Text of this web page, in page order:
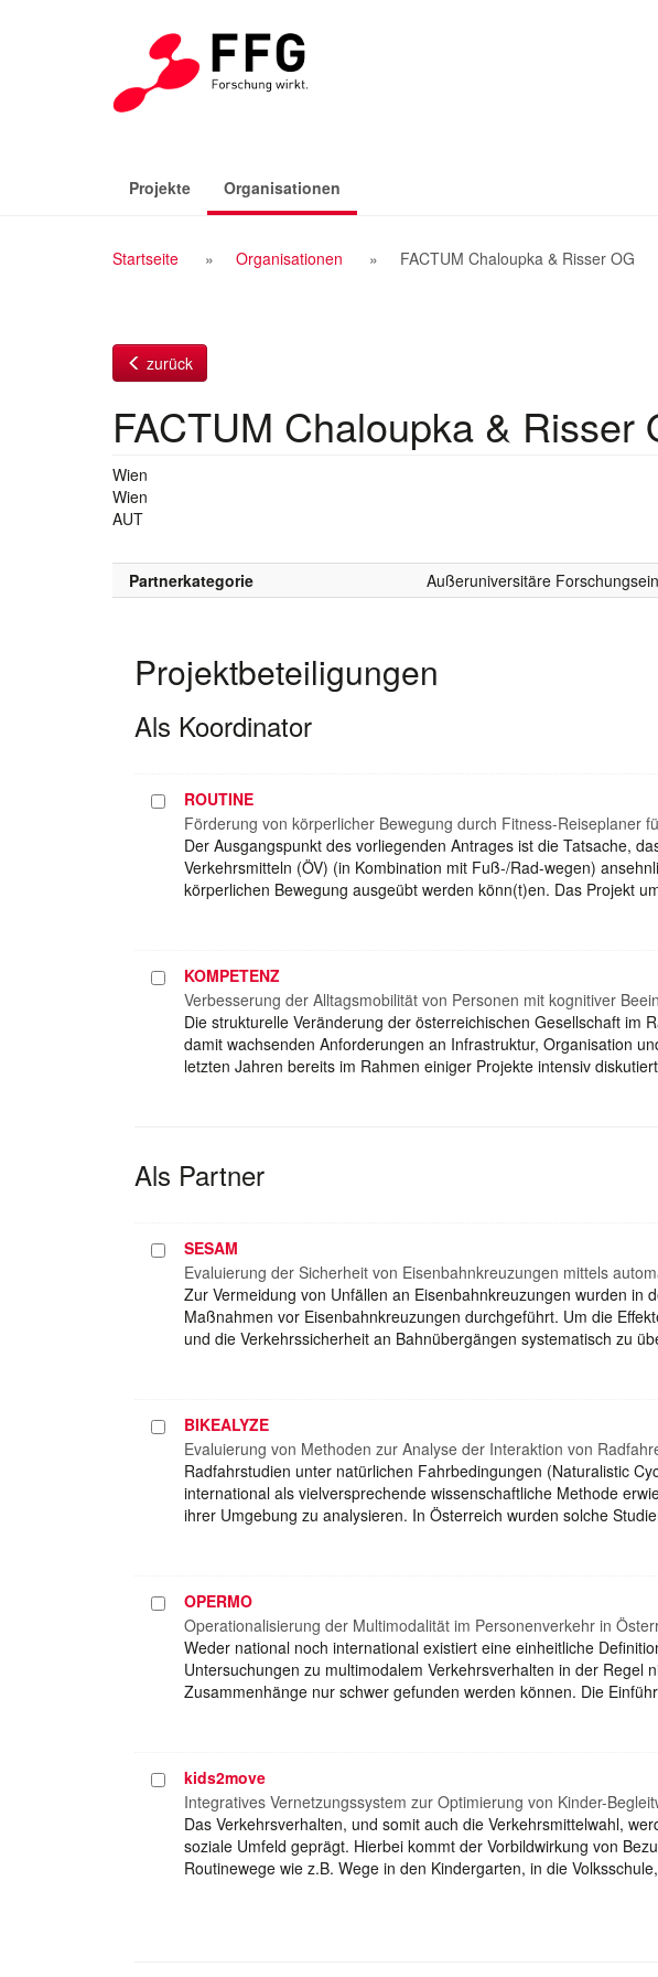
Projekte Organisationen
Breadcrumb
Startseite Organisationen FACTUM Chaloupka & Risser OG
zurück
FACTUM Chaloupka & Risser
Wien
Wien
AUT
Partnerkategorie Außeruniversitäre
Projektbeteiligungen
Als Koordinator
Projekt
auswählen
ROUTINE
Förderung von körperlicher Bewegung durch Fitness-Reiseplaner
Der Ausgangspunkt des vorliegenden Antrages ist die Tatsache,
Verkehrsmitteln (ÖV) (in Kombination mit Fuß-/Rad-wegen)
körperlichen Bewegung ausgeübt werden könn(t)en. Das Projekt
Projekt
auswählen
KOMPETENZ
Verbesserung der Alltagsmobilität von Personen mit kognitiver
Die strukturelle Veränderung der österreichischen Gesellschaft im
damit wachsenden Anforderungen an Infrastruktur, Organisation
letzten Jahren bereits im Rahmen einiger Projekte intensiv
Als Partner
Projekt
auswählen
SESAM
Evaluierung der Sicherheit von Eisenbahnkreuzungen mittels
Zur Vermeidung von Unfällen an Eisenbahnkreuzungen wurden in
Maßnahmen vor Eisenbahnkreuzungen durchgeführt. Um die
und die Verkehrssicherheit an Bahnübergängen systematisch zu
Projekt
auswählen
BIKEALYZE
Evaluierung von Methoden zur Analyse der Interaktion von
Radfahrstudien unter natürlichen Fahrbedingungen (Naturalistic
international als vielversprechende wissenschaftliche Methode
ihrer Umgebung zu analysieren. In Österreich wurden solche
Projekt
auswählen
OPERMO
Operationalisierung der Multimodalität im Personenverkehr in
Weder national noch international existiert eine einheitliche
Untersuchungen zu multimodalem Verkehrsverhalten in der Regel
Zusammenhänge nur schwer gefunden werden können. Die
Projekt
auswählen
kids2move
Integratives Vernetzungssystem zur Optimierung von Kinder-
Das Verkehrsverhalten, und somit auch die Verkehrsmittelwahl,
soziale Umfeld geprägt. Hierbei kommt der Vorbildwirkung von
Routinewege wie z.B. Wege in den Kindergarten, in die